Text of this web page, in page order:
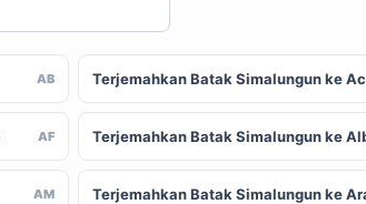
AB Terjemahkan Batak Simalungun ke
AF Terjemahkan Batak Simalungun ke
AM Terjemahkan Batak Simalungun ke